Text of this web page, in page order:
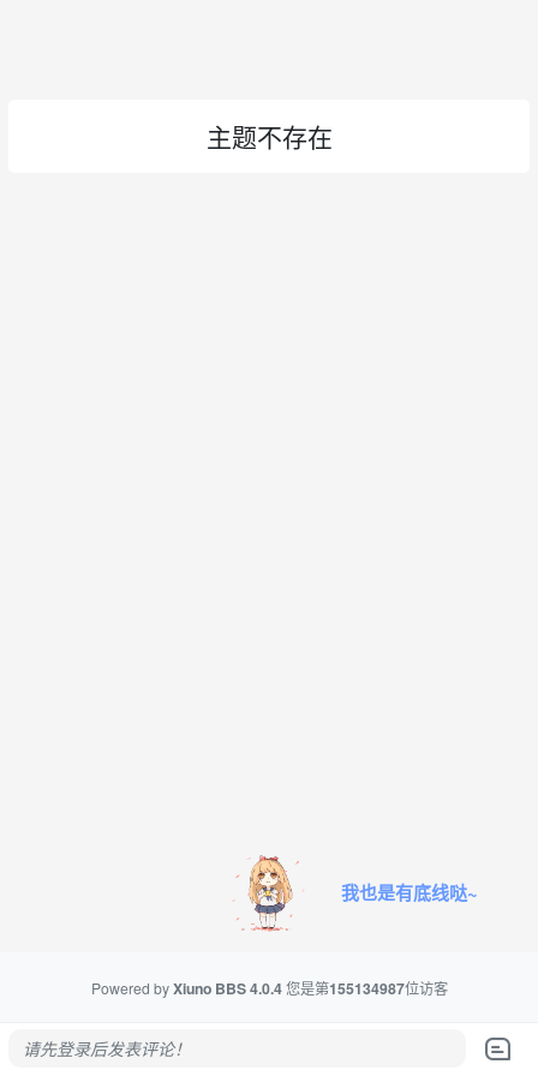
主题不存在
我也是有底线哒~
Powered byXiuno BBS4.0.4 您是第155134987位访客
请先登录后发表评论！